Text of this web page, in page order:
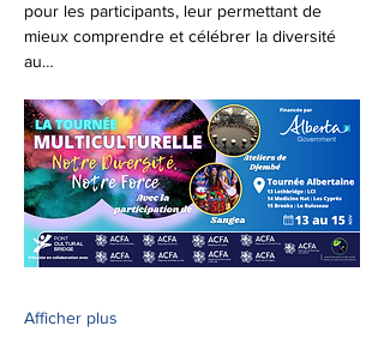
pour les participants, leur permettant de
mieux comprendre et célébrer la diversité
au…
Afficher plus